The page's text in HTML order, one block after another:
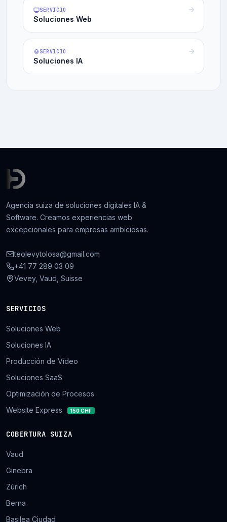
SERVICIO
Soluciones Web
SERVICIO
Soluciones IA
Agencia suiza de soluciones digitales IA &
Software. Creamos experiencias web
excepcionales para empresas ambiciosas.
teolevytolosa@gmail.com
+41 77 289 03 09
Vevey, Vaud, Suisse
SERVICIOS
Soluciones Web
Soluciones IA
Producción de Vídeo
Soluciones SaaS
Optimización de Procesos
Website Express
150 CHF
COBERTURA SUIZA
Vaud
Ginebra
Zúrich
Berna
Basilea Ciudad